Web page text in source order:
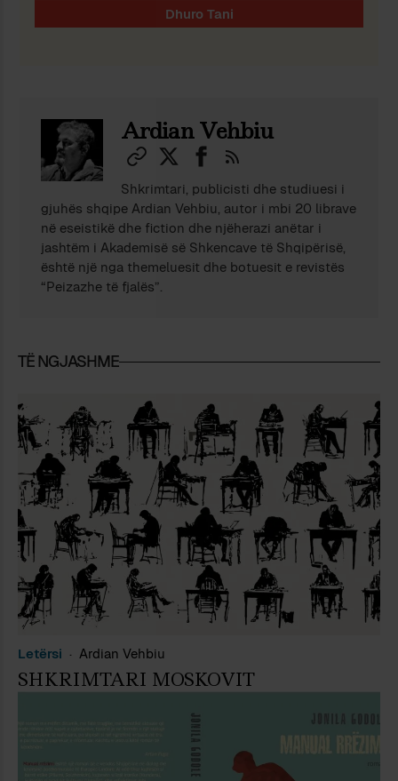
Ardian Vehbiu
Shkrimtari, publicisti dhe studiuesi i
gjuhës shqipe Ardian Vehbiu, autor i mbi 20 librave
në eseistikë dhe fiction dhe njëherazi anëtar i
jashtëm i Akademisë së Shkencave të Shqipërisë,
është një nga themeluesit dhe botuesit e revistës
“Peizazhe të fjalës”.
TË NGJASHME
Letërsi Ardian Vehbiu
SHKRIMTARI MOSKOVIT